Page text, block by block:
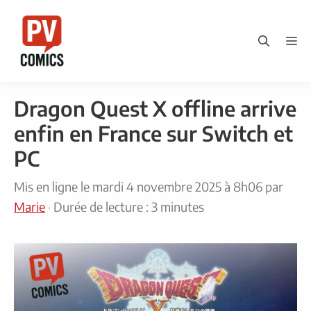
contenu
Dragon Quest X offline arrive
enfin en France sur Switch et
PC
Mis en ligne le mardi 4 novembre 2025 à 8h06 par
Marie · Durée de lecture : 3 minutes